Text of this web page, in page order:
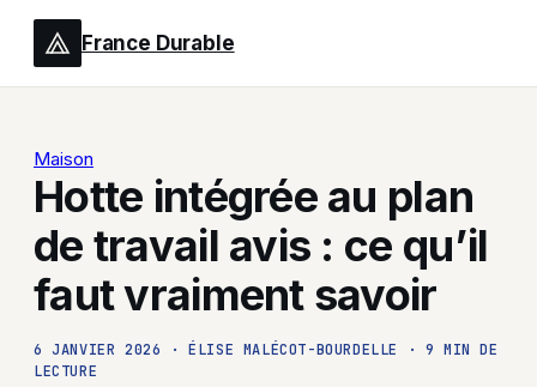
France Durable
Maison
Hotte intégrée au plan
de travail avis : ce qu’il
faut vraiment savoir
6 JANVIER 2026 · ÉLISE MALÉCOT-BOURDELLE ·
9 MIN DE
LECTURE